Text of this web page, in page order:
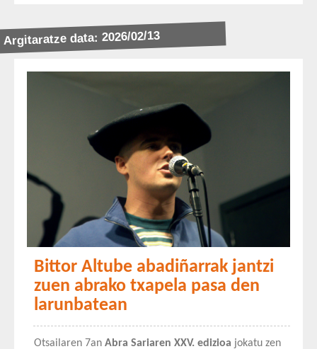
Argitaratze data: 2026/02/13
Bittor Altube abadiñarrak jantzi
zuen abrako txapela pasa den
larunbatean
Otsailaren 7an Abra Sariaren XXV. edizioa jokatu zen